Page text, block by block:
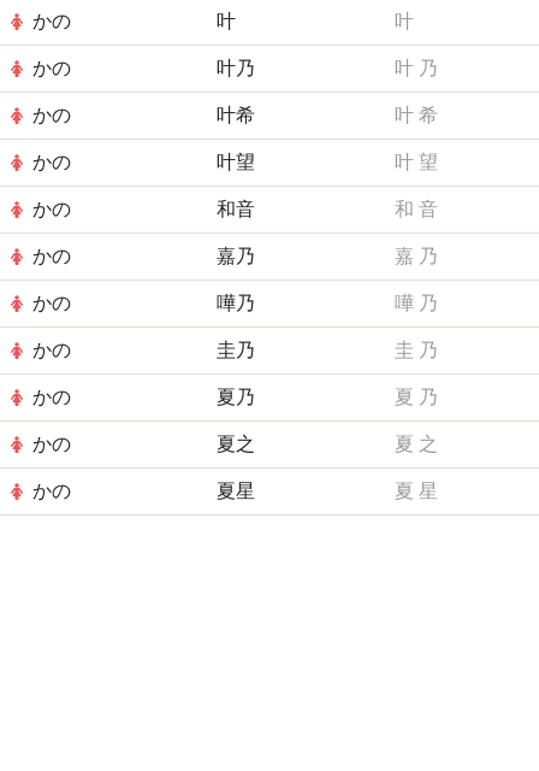
かの 叶 叶
かの 叶乃 叶 乃
かの 叶希 叶 希
かの 叶望 叶 望
かの 和音 和 音
かの 嘉乃 嘉 乃
かの 嘩乃 嘩 乃
かの 圭乃 圭 乃
かの 夏乃 夏 乃
かの 夏之 夏 之
かの 夏星 夏 星